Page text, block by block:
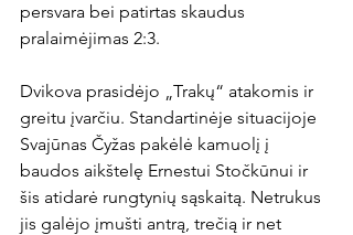
persvara bei patirtas skaudus
pralaimėjimas 2:3.
Dvikova prasidėjo „Trakų“ atakomis ir
greitu įvarčiu. Standartinėje situacijoje
Svajūnas Čyžas pakėlė kamuolį į
baudos aikštelę Ernestui Stočkūnui ir
šis atidarė rungtynių sąskaitą. Netrukus
jis galėjo įmušti antrą, trečią ir net